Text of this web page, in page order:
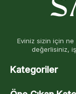
Eviniz sizin için
değerlisiniz,
Kategoriler